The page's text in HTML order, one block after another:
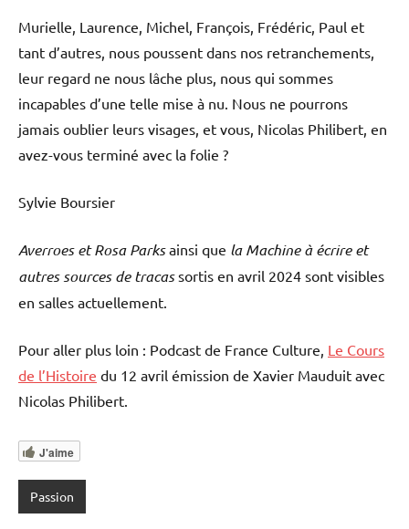
Murielle, Laurence, Michel, François, Frédéric, Paul et
tant d’autres, nous poussent dans nos retranchements,
leur regard ne nous lâche plus, nous qui sommes
incapables d’une telle mise à nu. Nous ne pourrons
jamais oublier leurs visages, et vous, Nicolas Philibert, en
avez-vous terminé avec la folie ?
Sylvie Boursier
Averroes et Rosa Parksainsi que la Machine à écrire et
autres sources de tracassortis en avril 2024 sont visibles
en salles actuellement.
Pour aller plus loin : Podcast de France Culture, Le Cours
de l’Histoire du 12 avril émission de Xavier Mauduit avec
Nicolas Philibert.
J'aime
Passion